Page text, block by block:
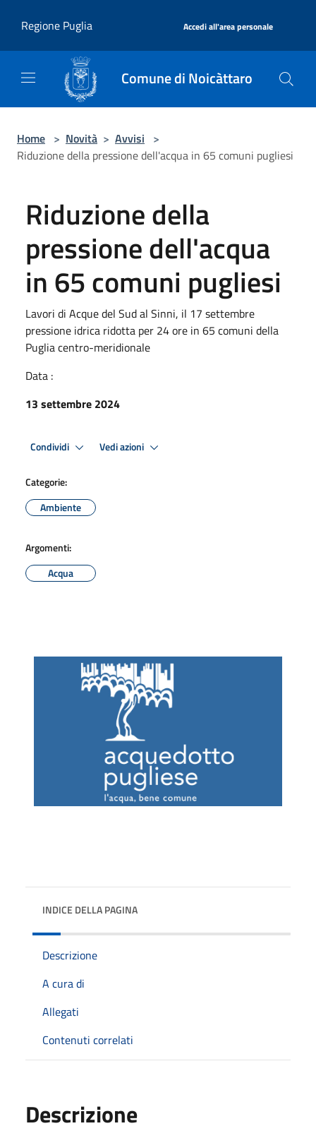
Regione Puglia
Accedi all'area personale
Comune di Noicàttaro
Home > Novità > Avvisi >
Riduzione della pressione dell'acqua in 65 comuni pugliesi
Riduzione della
pressione dell'acqua
in 65 comuni pugliesi
Lavori di Acque del Sud al Sinni, il 17 settembre
pressione idrica ridotta per 24 ore in 65 comuni della
Puglia centro-meridionale
Data :
13 settembre 2024
Condividi Vedi azioni
Categorie:
Ambiente
Argomenti:
Acqua
INDICE DELLA PAGINA
Descrizione
A cura di
Allegati
Contenuti correlati
Descrizione